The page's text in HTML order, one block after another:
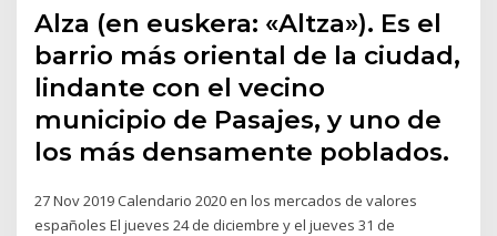
Alza (en euskera: «Altza»). Es el
barrio más oriental de la ciudad,
lindante con el vecino
municipio de Pasajes, y uno de
los más densamente poblados.
27 Nov 2019 Calendario 2020 en los mercados de valores
españoles El jueves 24 de diciembre y el jueves 31 de